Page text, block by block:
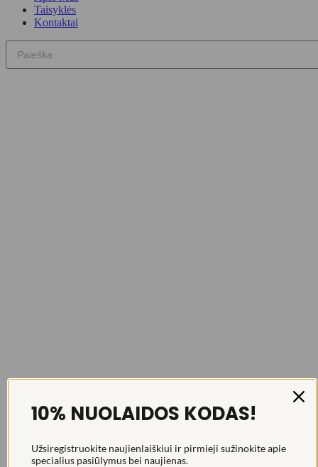
Taisyklės
Kontaktai
Products
search
10% NUOLAIDOS KODAS!
Užsiregistruokite naujienlaiškiui ir pirmieji sužinokite apie
specialius pasiūlymus bei naujienas.